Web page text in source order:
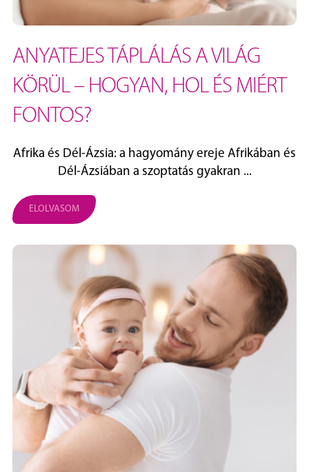
ANYATEJES TÁPLÁLÁS A VILÁG
KÖRÜL – HOGYAN, HOL ÉS MIÉRT
FONTOS?
Afrika és Dél‑Ázsia: a hagyomány ereje Afrikában és
Dél‑Ázsiában a szoptatás gyakran ...
ELOLVASOM